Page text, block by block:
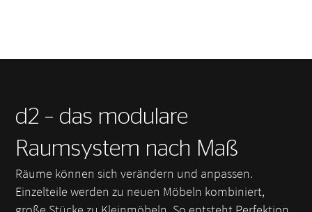
d2 – das modulare
Raumsystem nach Maß
Räume können sich verändern und anpassen.
Einzelteile werden zu neuen Möbeln kombiniert,